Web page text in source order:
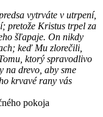
vytrváte v utrpení,
pretože Kristus trpel za
šľapaje. On nikdy
keď Mu zlorečili,
ktorý spravodlivo
na drevo, aby sme
krvavé rany vás
pokoja